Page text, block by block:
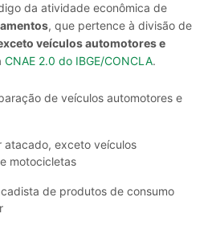
da atividade econômica de
, que pertence à divisão de
veículos automotores e
CNAE 2.0 do IBGE/CONCLA.
de veículos automotores e
atacado, exceto veículos
motocicletas
de produtos de consumo